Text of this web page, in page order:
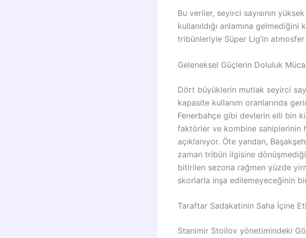
Bu veriler, seyirci sayısının
kullanıldığı anlamına
tribünleriyle Süper Lig’in
Geleneksel Güçlerin Doluluk
Dört büyüklerin mutlak seyirci
kapasite kullanım oranlarında
Fenerbahçe gibi devlerin elli bin
faktörler ve kombine sahiplerinin
açıklanıyor. Öte yandan,
zaman tribün ilgisine
bitirilen sezona rağmen yüzde
skorlarla inşa edilemeyeceğinin
Taraftar Sadakatinin Saha İçine
Stanimir Stoilov yönetimindeki